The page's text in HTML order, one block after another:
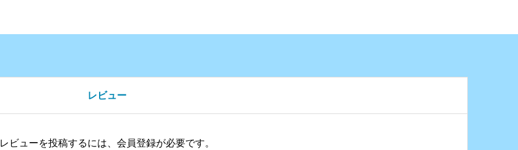
レビュー
レビューを投稿するには、会員登録が必要です。